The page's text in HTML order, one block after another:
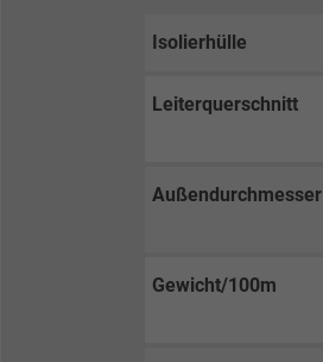
Isolierhülle
Leiterquerschnitt
Außendurchmesser
Gewicht/100m